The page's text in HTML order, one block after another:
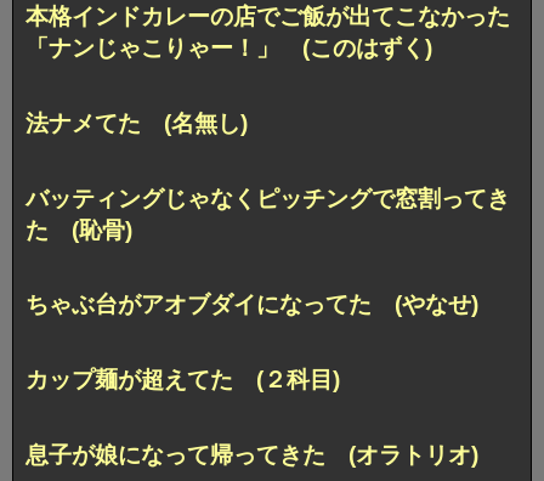
本格インドカレーの店でご飯が出てこなかった
「ナンじゃこりゃー！」 (このはずく)
法ナメてた (名無し)
バッティングじゃなくピッチングで窓割ってき
た (恥骨)
ちゃぶ台がアオブダイになってた (やなせ)
カップ麺が超えてた (２科目)
息子が娘になって帰ってきた (オラトリオ)